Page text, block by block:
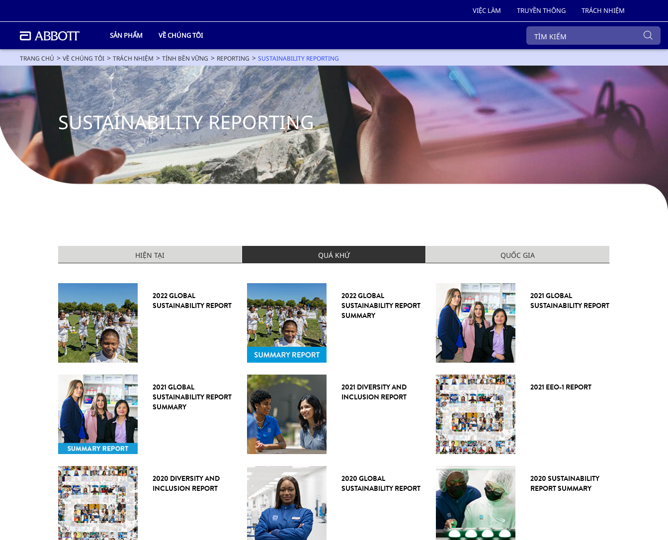
VIỆC LÀM TRUYỀN THÔNG TRÁCH NHIỆM
SẢN PHẨM VỀ CHÚNG TÔI
TRANG CHỦ VỀ CHÚNG TÔI TRÁCH NHIỆM TÍNH BỀN VỮNG REPORTING SUSTAINABILITY REPORTING
SUSTAINABILITY REPORTING
HIỆN TẠI QUÁ KHỨ QUỐC GIA
2022 GLOBAL
SUSTAINABILITY REPORT
2022 GLOBAL
SUSTAINABILITY REPORT
SUMMARY
2021 GLOBAL
SUSTAINABILITY REPORT
2021 GLOBAL
SUSTAINABILITY REPORT
SUMMARY
2021 DIVERSITY AND
INCLUSION REPORT
2021 EEO-1 REPORT
2020 DIVERSITY AND
INCLUSION REPORT
2020 GLOBAL
SUSTAINABILITY REPORT
2020 SUSTAINABILITY
REPORT SUMMARY